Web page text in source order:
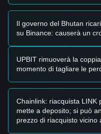
Il governo del Bhutan
su Binance: causerà un
UPBIT rimuoverà la
momento di tagliare le
Chainlink: riacquista LINK
mette a deposito; si può
prezzo di riacquisto vicino